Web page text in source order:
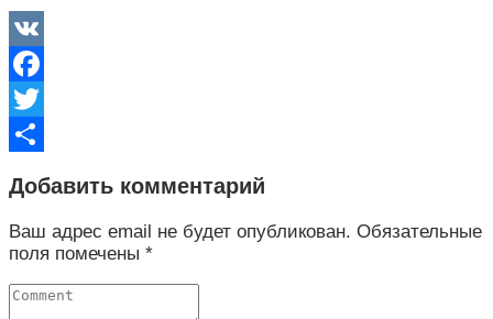
VK
Facebook
Twitter
Добавить комментарий
Ваш адрес email не будет опубликован. Обязательные
поля помечены *